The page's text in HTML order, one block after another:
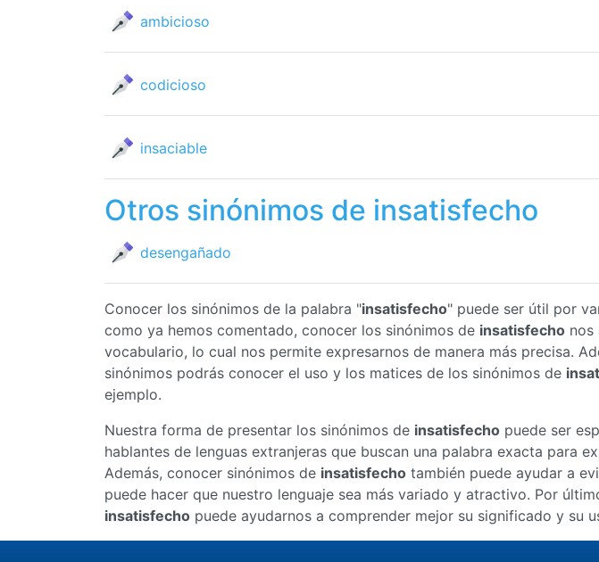
ambicioso
codicioso
insaciable
Otros sinónimos de insatisfecho
desengañado
Conocer los sinónimos de la palabra "insatisfecho" puede ser útil por
como ya hemos comentado, conocer los sinónimos de insatisfecho nos
vocabulario, lo cual nos permite expresarnos de manera más precisa.
sinónimos podrás conocer el uso y los matices de los sinónimos de
ejemplo.
Nuestra forma de presentar los sinónimos de insatisfecho puede ser
hablantes de lenguas extranjeras que buscan una palabra exacta para
Además, conocer sinónimos de insatisfecho también puede ayudar a
puede hacer que nuestro lenguaje sea más variado y atractivo. Por
insatisfecho puede ayudarnos a comprender mejor su significado y su